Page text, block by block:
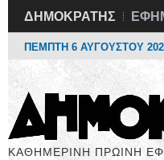
ΔΗΜΟΚΡΑΤΗΣ
ΠΕΜΠΤΗ 6 ΑΥΓΟΥΣΤΟΥ
ΚΑΘΗΜΕΡΙΝΗ ΠΡΩΙΝΗ